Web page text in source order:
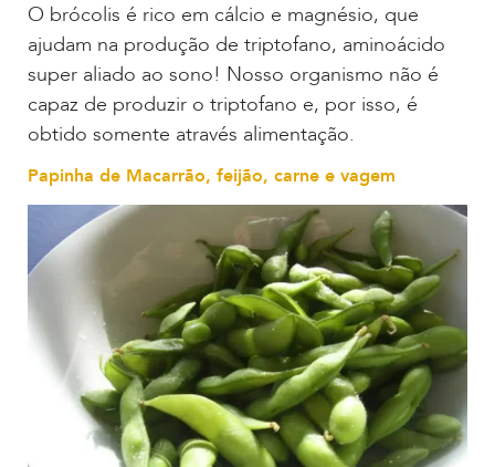
O brócolis é rico em cálcio e magnésio, que
ajudam na produção de triptofano, aminoácido
super aliado ao sono! Nosso organismo não é
capaz de produzir o triptofano e, por isso, é
obtido somente através alimentação.
Papinha de Macarrão, feijão, carne e vagem